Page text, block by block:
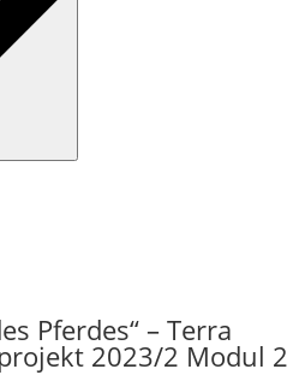
Pferdes“ – Terra
2023/2 Modul 2